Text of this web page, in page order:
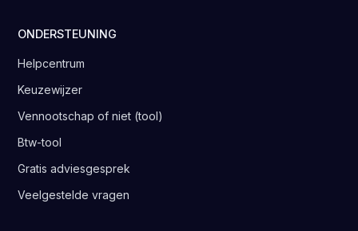
ONDERSTEUNING
Helpcentrum
Keuzewijzer
Vennootschap of niet (tool)
Btw-tool
Gratis adviesgesprek
Veelgestelde vragen